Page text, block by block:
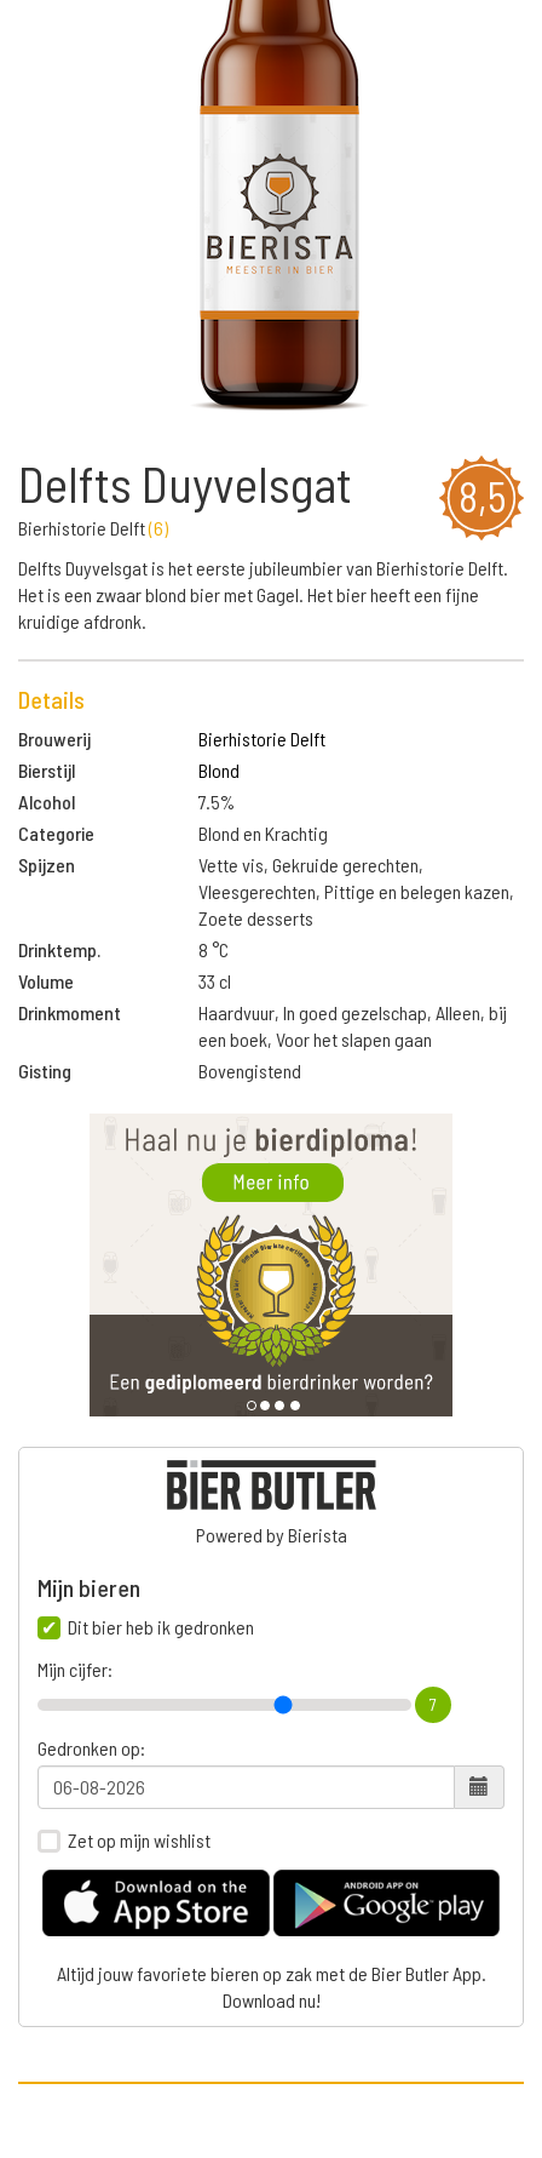
8,5
Delfts Duyvelsgat
Bierhistorie Delft(6)
Delfts Duyvelsgat is het eerste jubileumbier van Bierhistorie Delft.
Het is een zwaar blond bier met Gagel. Het bier heeft een fijne
kruidige afdronk.
Details
Brouwerij
Bierhistorie Delft
Bierstijl
Blond
Alcohol
7.5%
Categorie
Blond en Krachtig
Spijzen
Vette vis, Gekruide gerechten,
Vleesgerechten, Pittige en belegen kazen,
Zoete desserts
Drinktemp.
8 °C
Volume
33 cl
Drinkmoment
Haardvuur, In goed gezelschap, Alleen, bij
een boek, Voor het slapen gaan
Gisting
Bovengistend
Powered by Bierista
Mijn bieren
Dit bier heb ik gedronken
Mijn cijfer:
7
Gedronken op:
Zet op mijn wishlist
Altijd jouw favoriete bieren op zak met de Bier Butler App.
Download nu!